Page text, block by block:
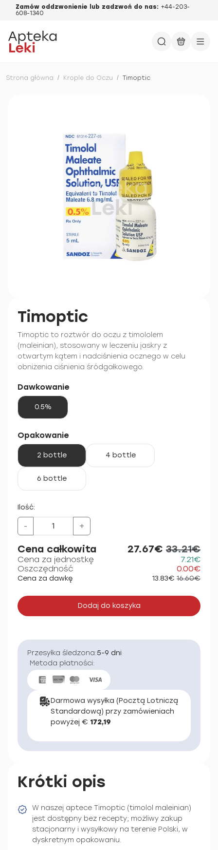
Zamów oddzwonienie lub zadzwoń do nas: +44-203-
608-1340
Strona główna / Krople do Oczu / Timoptic
Timoptic
Timoptic to roztwór do oczu z timololem
(maleinian), stosowany w leczeniu jaskry z
otwartym kątem i nadciśnienia ocznego w celu
obniżenia ciśnienia śródgałkowego.
Dawkowanie
0.5%
Opakowanie
2 bottle 4 bottle
6 bottle
Ilość:
- +
Cena całkowita 27.67€ 33.21€
Cena za jednostkę
7.21€
Oszczędność
0.00€
Cena za dawkę 13.83€ 16.60€
Dodaj do koszyka
Przesyłka śledzona:5-9 dni
Metoda płatności:
Darmowa wysyłka (Pocztą Lotniczą
Standardową) przy zamówieniach
powyżej € 172,19
Krótki opis
W naszej aptece Timoptic (timolol maleinian)
jest dostępny bez recepty; możliwy zakup
stacjonarny i wysyłkowy na terenie Polski, w
dyskretnym opakowaniu.